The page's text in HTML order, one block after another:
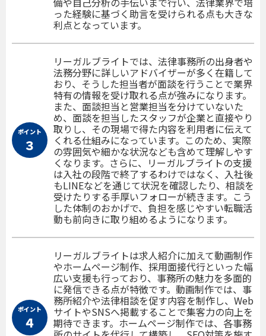
った経験に基づく助言を受けられる点も大きな
利点となっています。
ポイント
３
リーガルブライトでは、法律事務所の出身者や
法務分野に詳しいアドバイザーが多く在籍して
おり、そうした担当者が面談を行うことで業界
特有の情報を受け取れる点が強みになります。
また、面談担当と営業担当を分けていないた
め、面談を担当したスタッフが企業と直接やり
取りし、その現場で得た内容を利用者に伝えて
くれる仕組みになっています。このため、実際
の雰囲気や細かな状況なども含めて理解しやす
くなります。さらに、リーガルブライトの支援
は入社の段階で終了するわけではなく、入社後
もLINEなどを通じて状況を確認したり、相談を
受けたりする手厚いフォローが続きます。こう
した体制のおかげで、負担を感じやすい転職活
動も前向きに取り組めるようになります。
ポイント
４
リーガルブライトは求人紹介に加えて動画制作
やホームページ制作、採用面接代行といった幅
広い支援も行っており、事務所の魅力を多面的
に発信できる点が特徴です。動画制作では、事
務所紹介や法律相談を促す内容を制作し、Web
サイトやSNSへ掲載することで集客力の向上を
期待できます。ホームページ制作では、各事務